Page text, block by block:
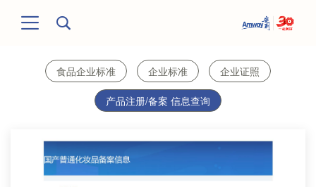
食品企业标准 企业标准 企业证照
产品注册/备案 信息查询